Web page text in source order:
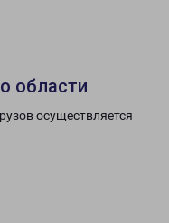
области
осуществляется